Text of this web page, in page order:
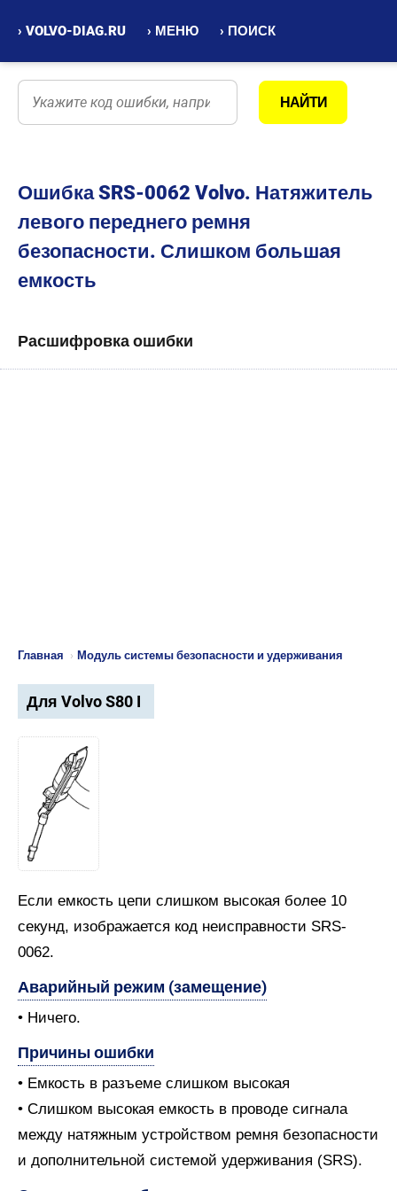
› VOLVO-DIAG.RU › МЕНЮ › ПОИСК
Ошибка SRS-0062 Volvo. Натяжитель
левого переднего ремня
безопасности. Слишком большая
емкость
Расшифровка ошибки
Главная › Модуль системы безопасности и удерживания
Для Volvo S80 I
Если емкость цепи слишком высокая более 10
секунд, изображается код неисправности SRS-
0062.
Аварийный режим (замещение)
• Ничего.
Причины ошибки
• Емкость в разъеме слишком высокая
• Слишком высокая емкость в проводе сигнала
между натяжным устройством ремня безопасности
и дополнительной системой удерживания (SRS).